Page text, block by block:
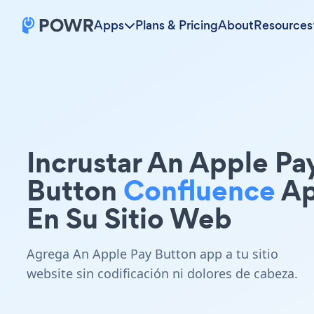
Apps Plans & PricingAboutResources
Incrustar An Apple
Button Confluence
En Su Sitio Web
Agrega An Apple Pay Button app a tu sitio
website sin codificación ni dolores de cabeza.